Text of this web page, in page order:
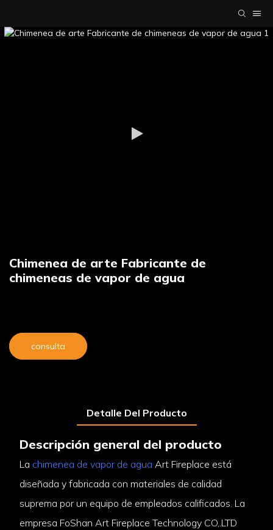
Chimenea de arte Fabricante de
chimeneas de vapor de agua
consulta
Detalle Del Producto
Descripción general del producto
La chimenea de vapor de agua Art Fireplace está
diseñada y fabricada con materiales de calidad
suprema por un equipo de empleados calificados. La
empresa FoShan Art Fireplace Technology CO,.LTD